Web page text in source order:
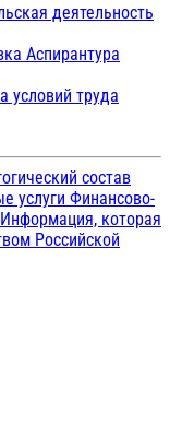
деятельность
Аспирантура
условий труда
состав
услуги Финансово-
Информация, которая
Российской